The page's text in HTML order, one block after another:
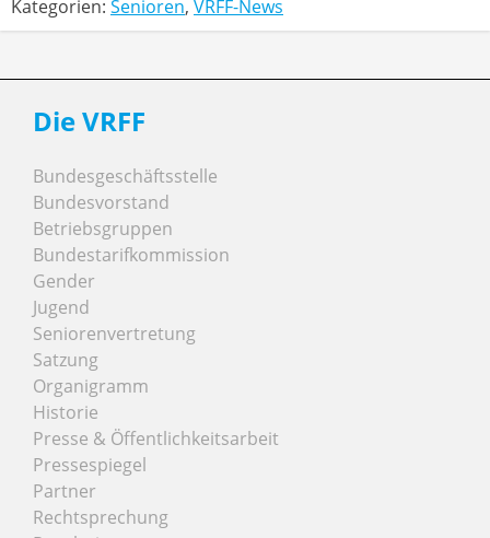
Kategorien: Senioren, VRFF-News
Die VRFF
Bundesgeschäftsstelle
Bundesvorstand
Betriebsgruppen
Bundestarifkommission
Gender
Jugend
Seniorenvertretung
Satzung
Organigramm
Historie
Presse & Öffentlichkeitsarbeit
Pressespiegel
Partner
Rechtsprechung